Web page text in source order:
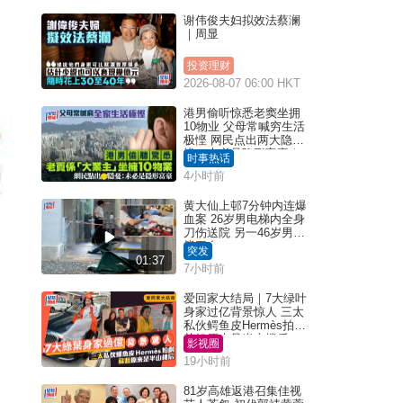
谢伟俊夫妇拟效法蔡澜
｜周显
投资理财
2026-08-07 06:00 HKT
港男偷听惊悉老窦坐拥
10物业 父母常喊穷生活
极悭 网民点出两大隐
忧：未必是隐形富豪｜
Juicy叮
时事热话
4小时前
01:37
黄大仙上邨7分钟内连爆
血案 26岁男电梯内全身
刀伤送院 另一46岁男倒
毙平台
突发
7小时前
爱回家大结局｜7大绿叶
身家过亿背景惊人 三太
私伙鳄鱼皮Hermès拍剧
苏姐原来是半山楼后
影视圈
19小时前
81岁高雄返港召集佳视